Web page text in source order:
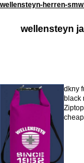
wellensteyn-herren-
wellensteyn
dkny
black